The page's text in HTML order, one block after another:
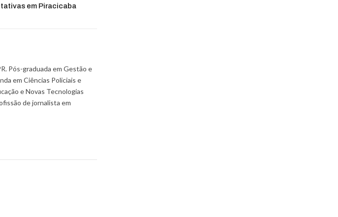
em Piracicaba
Pós-graduada em Gestão e
em Ciências Policiais e
e Novas Tecnologias
de jornalista em